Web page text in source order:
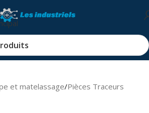
et matelassage/Pièces Traceurs